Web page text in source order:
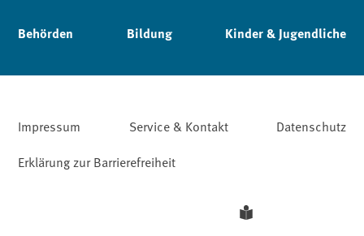
Behörden Bildung Kinder & Jugendliche
Impressum Service & Kontakt
Datenschutz
Erklärung zur Barrierefreiheit